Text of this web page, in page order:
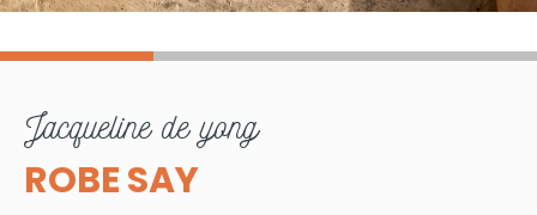
jacqueline de yong
ROBE SAY